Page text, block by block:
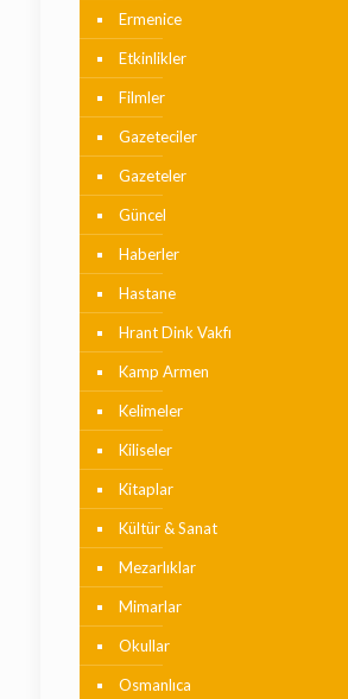
Ermenice
Etkinlikler
Filmler
Gazeteciler
Gazeteler
Güncel
Haberler
Hastane
Hrant Dink Vakfı
Kamp Armen
Kelimeler
Kiliseler
Kitaplar
Kültür & Sanat
Mezarlıklar
Mimarlar
Okullar
Osmanlıca